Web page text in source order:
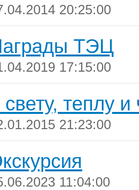
20:25:00
ТЭЦ
17:15:00
свету, теплу
21:23:00
11:04:00